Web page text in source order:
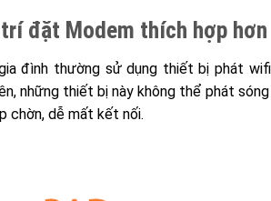
đặt Modem thích hợp hơn
đình thường sử dụng thiết bị phát
những thiết bị này không thể phát
chờn, dễ mất kết nối.